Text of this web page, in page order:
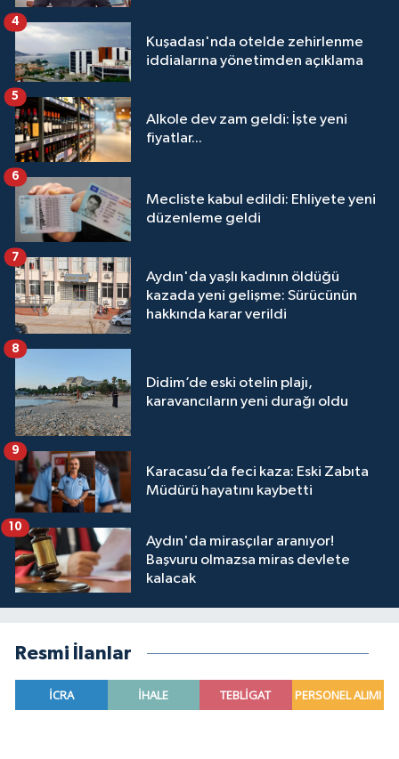
Kuşadası'nda otelde zehirlenme
iddialarına yönetimden açıklama
4
Alkole dev zam geldi: İşte yeni
fiyatlar...
5
Mecliste kabul edildi: Ehliyete yeni
düzenleme geldi
6
Aydın'da yaşlı kadının öldüğü
kazada yeni gelişme: Sürücünün
hakkında karar verildi
7
Didim’de eski otelin plajı,
karavancıların yeni durağı oldu
8
Karacasu’da feci kaza: Eski Zabıta
Müdürü hayatını kaybetti
9
Aydın'da mirasçılar aranıyor!
Başvuru olmazsa miras devlete
kalacak
10
Resmi İlanlar